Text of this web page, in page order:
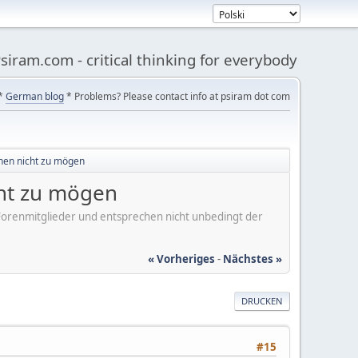
- critical thinking for everybody
German blog* Problems? Please contact info at psiram dot com
nicht zu mögen
zu mögen
und entsprechen nicht unbedingt der
« Vorheriges - Nächstes »
DRUCKEN
#15